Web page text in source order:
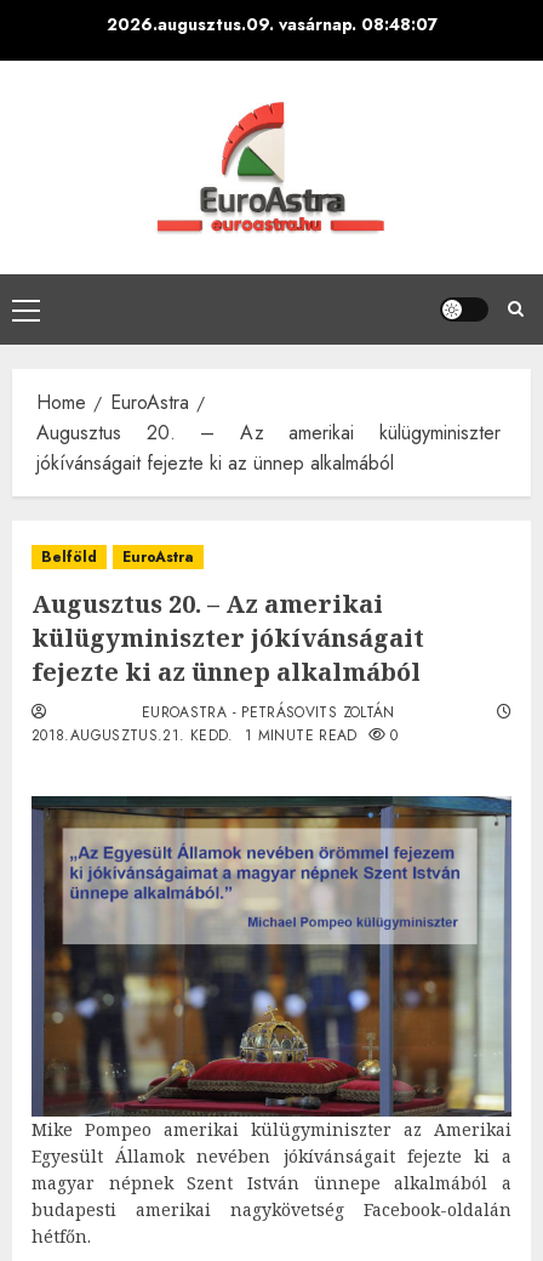
2026.augusztus.09. vasárnap. 08:48:08
Primary
Menu
Home
EuroAstra
Augusztus 20. – Az amerikai külügyminiszter
jókívánságait fejezte ki az ünnep alkalmából
Belföld EuroAstra
Augusztus 20. – Az amerikai
külügyminiszter jókívánságait
fejezte ki az ünnep alkalmából
EUROASTRA - PETRÁSOVITS ZOLTÁN
2018.AUGUSZTUS.21. KEDD.
1 MINUTE READ 0
Mike Pompeo amerikai külügyminiszter az Amerikai
Egyesült Államok nevében jókívánságait fejezte ki a
magyar népnek Szent István ünnepe alkalmából a
budapesti amerikai nagykövetség Facebook-oldalán
hétfőn.